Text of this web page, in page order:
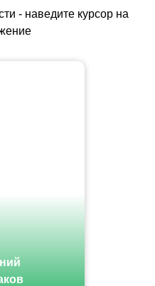
- наведите курсор на